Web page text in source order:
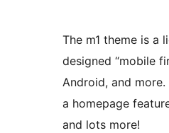
The m1 theme is a
designed “mobile
Android, and
a homepage
and lots more!